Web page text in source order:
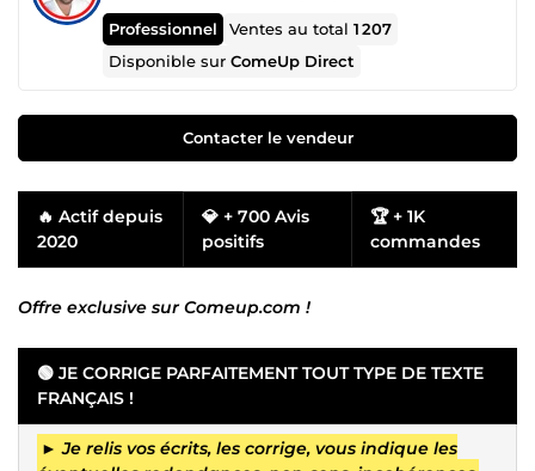
Professionnel Ventes au total1 207
Disponible surComeUp Direct
Contacter le vendeur
🔥 Actif depuis
2020
💎 + 700 Avis
positifs
🏆 + 1K
commandes
Offre exclusive sur Comeup.com !
🟢 JE CORRIGE PARFAITEMENT TOUT TYPE DE TEXTE
FRANÇAIS !
►Je relis vos écrits, les corrige, vous indique les